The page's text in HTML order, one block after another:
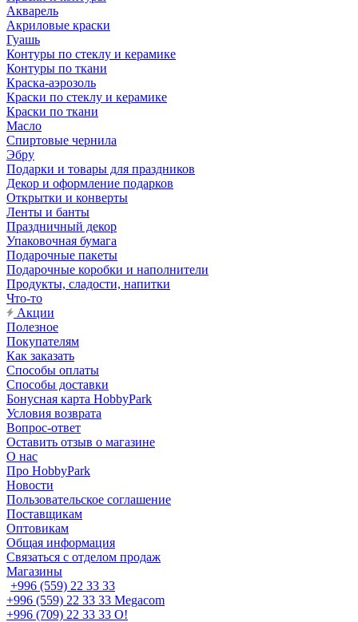
Акварель
Акриловые краски
Гуашь
Контуры по стеклу и керамике
Контуры по ткани
Краска-аэрозоль
Краски по стеклу и керамике
Краски по ткани
Масло
Спиртовые чернила
Эбру
Подарки и товары для праздников
Декор и оформление подарков
Открытки и конверты
Ленты и банты
Праздничный декор
Упаковочная бумага
Подарочные пакеты
Подарочные коробки и наполнители
Продукты, сладости, напитки
Что-то
Акции
Полезное
Покупателям
Как заказать
Способы оплаты
Способы доставки
Бонусная карта HobbyPark
Условия возврата
Вопрос-ответ
Оставить отзыв о магазине
О нас
Про HobbyPark
Новости
Пользовательское соглашение
Поставщикам
Оптовикам
Общая информация
Связаться с отделом продаж
Магазины
+996 (559) 22 33 33
+996 (559) 22 33 33 Megacom
+996 (709) 22 33 33 O!